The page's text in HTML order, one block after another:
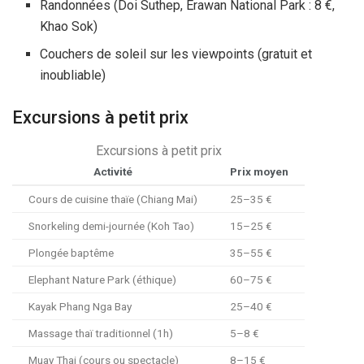
Randonnées (Doi Suthep, Erawan National Park :8 €,
Khao Sok)
Couchers de soleil sur les viewpoints (gratuit et
inoubliable)
Excursions à petit prix
Excursions à petit prix
Activité Prix moyen
Cours de cuisine thaïe (Chiang Mai) 25–35 €
Snorkeling demi-journée (Koh Tao) 15–25 €
Plongée baptême 35–55 €
Elephant Nature Park (éthique) 60–75 €
Kayak Phang Nga Bay 25–40 €
Massage thaï traditionnel (1h) 5–8 €
Muay Thai (cours ou spectacle) 8–15 €